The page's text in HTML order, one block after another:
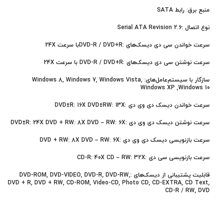
منبع برق: رابط SATA
نوع اتصال :Serial ATA Revision 2.6
سرعت خواندن سی دی دیسک‌های :DVD-R / DVD+Rبا سرعت 24X
سرعت نوشتن سی دی دیسک‌های :DVD-R / DVD+R با سرعت 24X
سازگار با سیستم‌عامل‌های: Windows 8, Windows 7, Windows Vista,
Windows XP ,Windows 10
سرعت خواندن دیسک دی وی دی :DVD±R: 16X DVD±RW: 13X
سرعت نوشتن دیسک دی وی دی :DVD±R: 24X DVD + RW: 8X DVD – RW: 6X
سرعت بازنویسی دیسک دی وی دی :DVD + RW: 8X DVD – RW: 6X
سرعت بازنویسی سی دی :CD-R: 40X CD – RW: 32X
قابلیت پشتیبانی از دیسک‌های :DVD-ROM, DVD-VIDEO, DVD-R, DVD-RW,
DVD + R, DVD + RW, CD-ROM, Video-CD, Photo CD, CD-EXTRA, CD Text,
CD-R / RW, DVD